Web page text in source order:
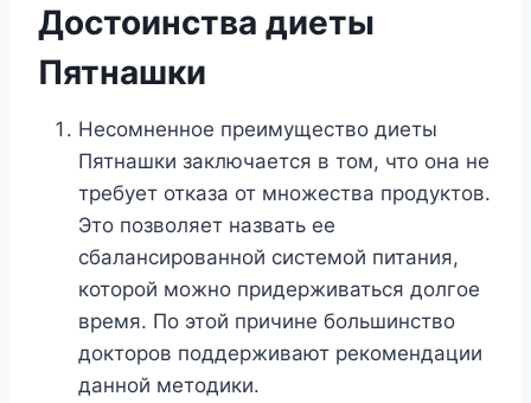
Достоинства диеты
Пятнашки
Несомненное преимущество диеты
Пятнашки заключается в том, что она не
требует отказа от множества продуктов.
Это позволяет назвать ее
сбалансированной системой питания,
которой можно придерживаться долгое
время. По этой причине большинство
докторов поддерживают рекомендации
данной методики.